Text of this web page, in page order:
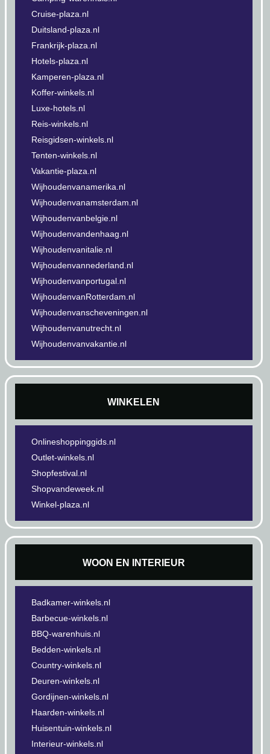
Cruise-plaza.nl
Duitsland-plaza.nl
Frankrijk-plaza.nl
Hotels-plaza.nl
Kamperen-plaza.nl
Koffer-winkels.nl
Luxe-hotels.nl
Reis-winkels.nl
Reisgidsen-winkels.nl
Tenten-winkels.nl
Vakantie-plaza.nl
Wijhoudenvanamerika.nl
Wijhoudenvanamsterdam.nl
Wijhoudenvanbelgie.nl
Wijhoudenvandenhaag.nl
Wijhoudenvanitalie.nl
Wijhoudenvannederland.nl
Wijhoudenvanportugal.nl
WijhoudenvanRotterdam.nl
Wijhoudenvanscheveningen.nl
Wijhoudenvanutrecht.nl
Wijhoudenvanvakantie.nl
WINKELEN
Onlineshoppinggids.nl
Outlet-winkels.nl
Shopfestival.nl
Shopvandeweek.nl
Winkel-plaza.nl
WOON EN INTERIEUR
Badkamer-winkels.nl
Barbecue-winkels.nl
BBQ-warenhuis.nl
Bedden-winkels.nl
Country-winkels.nl
Deuren-winkels.nl
Gordijnen-winkels.nl
Haarden-winkels.nl
Huisentuin-winkels.nl
Interieur-winkels.nl